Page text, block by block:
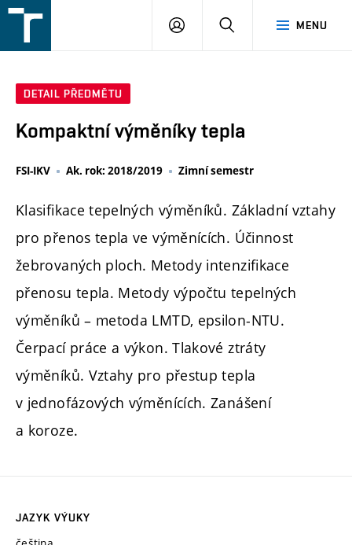
v
MENU
PŘIHLÁŠENÍ
DETAIL PŘEDMĚTU
Kompaktní výměníky tepla
FSI-IKV Ak. rok: 2018/2019 Zimní semestr
Klasifikace tepelných výměníků. Základní vztahy
pro přenos tepla ve výměnících. Účinnost
žebrovaných ploch. Metody intenzifikace
přenosu tepla. Metody výpočtu tepelných
výměníků – metoda LMTD, epsilon-NTU.
Čerpací práce a výkon. Tlakové ztráty
výměníků. Vztahy pro přestup tepla
v jednofázových výměnících. Zanášení
a koroze.
JAZYK VÝUKY